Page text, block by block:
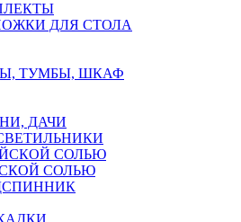
ДЛЯ СТОЛА
ТУМБЫ, ШКАФ
ДАЧИ
СОЛЬЮ
СОЛЬЮ